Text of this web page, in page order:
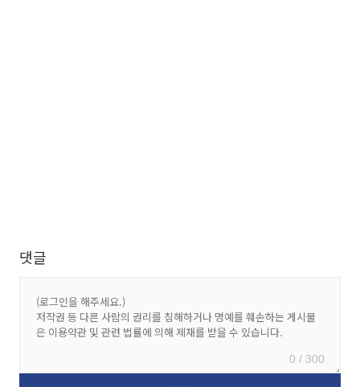
댓글
0 / 300